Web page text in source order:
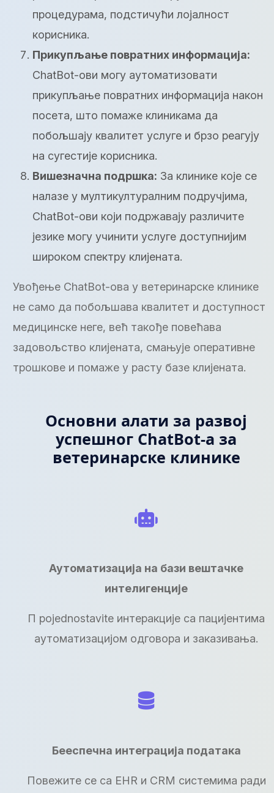
процедурама, подстичући лојалност
корисника.
Прикупљање повратних информација:
ChatBot-ови могу аутоматизовати
прикупљање повратних информација након
посета, што помаже клиникама да
побољшају квалитет услуге и брзо реагују
на сугестије корисника.
Вишезначна подршка: За клинике које се
налазе у мултикултуралним подручјима,
ChatBot-ови који подржавају различите
језике могу учинити услуге доступнијим
широком спектру клијената.
Увођење ChatBot-ова у ветеринарске клинике
не само да побољшава квалитет и доступност
медицинске неге, већ такође повећава
задовољство клијената, смањује оперативне
трошкове и помаже у расту базе клијената.
Основни алати за развој
успешног ChatBot-а за
ветеринарске клинике
Аутоматизација на бази вештачке
интелигенције
П pojednostavite интеракције са пацијентима
аутоматизацијом одговора и заказивања.
Бееспечна интеграција података
Повежите се са EHR и CRM системима ради